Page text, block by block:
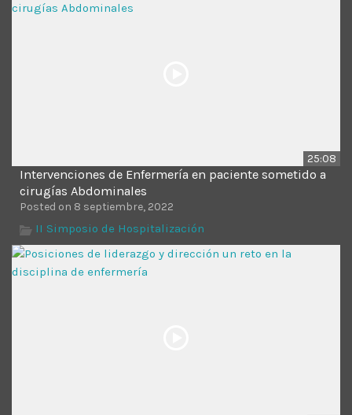
25:08
Intervenciones de Enfermería en paciente sometido a
cirugías Abdominales
Posted on 8 septiembre, 2022
II Simposio de Hospitalización